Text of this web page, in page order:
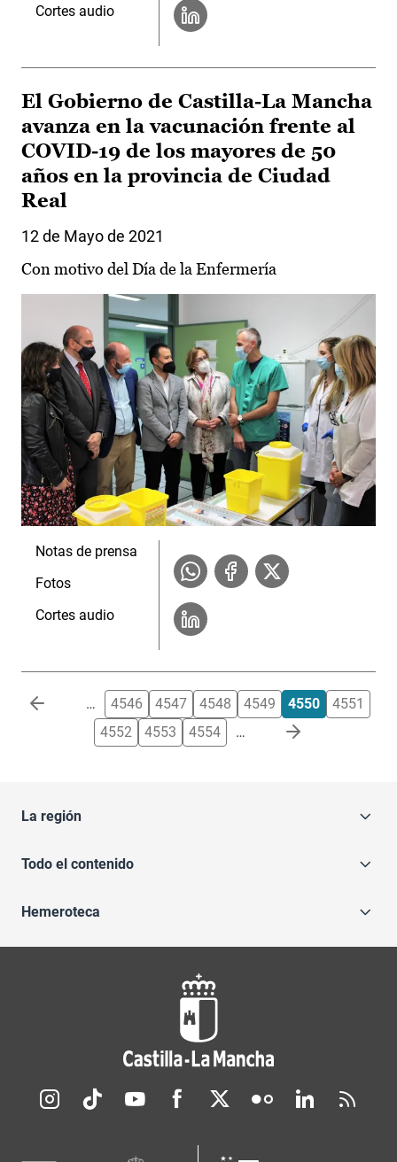
Cortes audio
El Gobierno de Castilla-La Mancha
avanza en la vacunación frente al
COVID-19 de los mayores de 50
años en la provincia de Ciudad
Real
12 de Mayo de 2021
Con motivo del Día de la Enfermería
Notas de prensa
Fotos
Cortes audio
Paginación … 4546 4547 4548 4549 4550
4551
4552
4553 4554 …
La región
Todo el contenido
Hemeroteca
Redes sociales JCCM